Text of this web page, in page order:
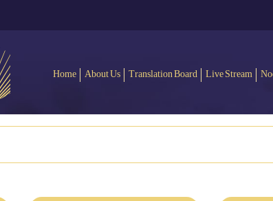
Home About Us Translation Board Live Stream